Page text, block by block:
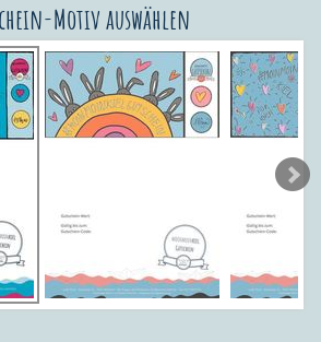
Motiv auswählen